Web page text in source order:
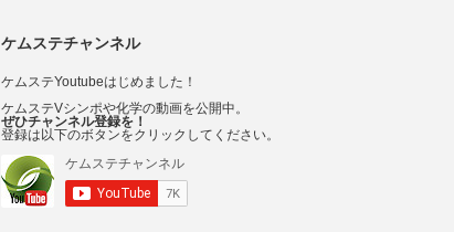
ケムステチャンネル
ケムステYoutubeはじめました！
ケムステVシンポや化学の動画を公開中。
ぜひチャンネル登録を！
登録は以下のボタンをクリックしてください。